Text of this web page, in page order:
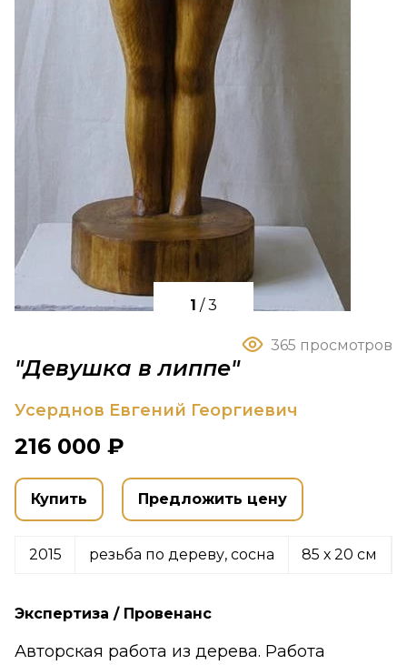
1 /3
365 просмотров
"Девушка в липпе"
Усерднов Евгений Георгиевич
216 000 ₽
Купить Предложить цену
2015 резьба по дереву, сосна 85 х 20 см
Экспертиза / Провенанс
Авторская работа из дерева. Работа